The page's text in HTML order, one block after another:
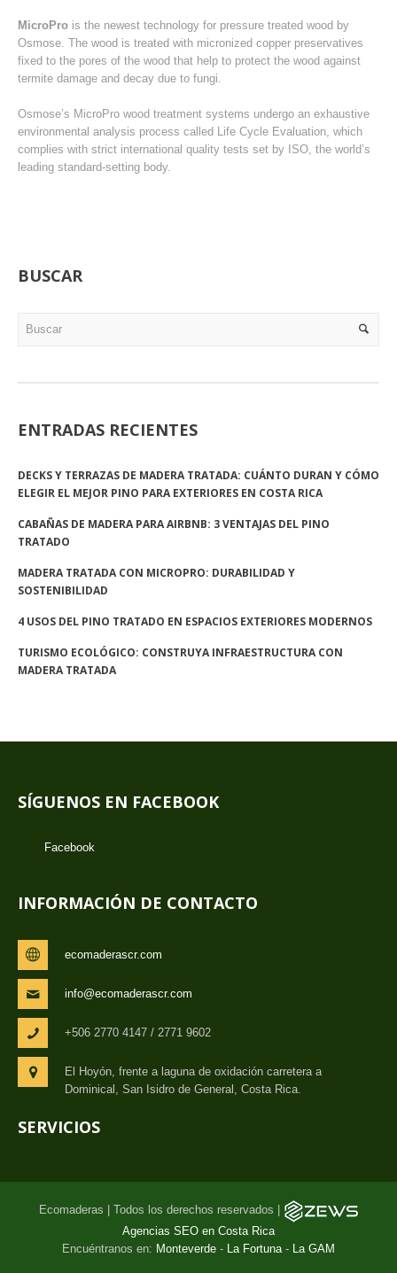
MicroPro is the newest technology for pressure treated wood by
Osmose. The wood is treated with micronized copper preservatives
fixed to the pores of the wood that help to protect the wood against
termite damage and decay due to fungi.
Osmose’s MicroPro wood treatment systems undergo an exhaustive
environmental analysis process called Life Cycle Evaluation, which
complies with strict international quality tests set by ISO, the world’s
leading standard-setting body.
BUSCAR
ENTRADAS RECIENTES
DECKS Y TERRAZAS DE MADERA TRATADA: CUÁNTO DURAN Y CÓMO
ELEGIR EL MEJOR PINO PARA EXTERIORES EN COSTA RICA
CABAÑAS DE MADERA PARA AIRBNB: 3 VENTAJAS DEL PINO
TRATADO
MADERA TRATADA CON MICROPRO: DURABILIDAD Y
SOSTENIBILIDAD
4 USOS DEL PINO TRATADO EN ESPACIOS EXTERIORES MODERNOS
TURISMO ECOLÓGICO: CONSTRUYA INFRAESTRUCTURA CON
MADERA TRATADA
SÍGUENOS EN FACEBOOK
Facebook
INFORMACIÓN DE CONTACTO
ecomaderascr.com
info@ecomaderascr.com
+506 2770 4147 / 2771 9602
El Hoyón, frente a laguna de oxidación carretera a
Dominical, San Isidro de General, Costa Rica.
SERVICIOS
Ecomaderas | Todos los derechos reservados |
Agencias SEO en Costa Rica
Encuéntranos en: Monteverde - La Fortuna - La GAM